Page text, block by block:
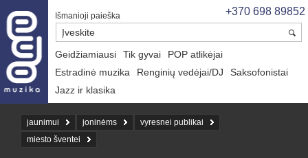
+370 698 89852
Išmanioji paieška
Geidžiamiausi Tik gyvai
POP atlikėjai
Estradinė muzika
Renginių vedėjai/DJ
Saksofonistai
Jazz ir klasika
jaunimui joninėms
vyresnei publikai
miesto šventei